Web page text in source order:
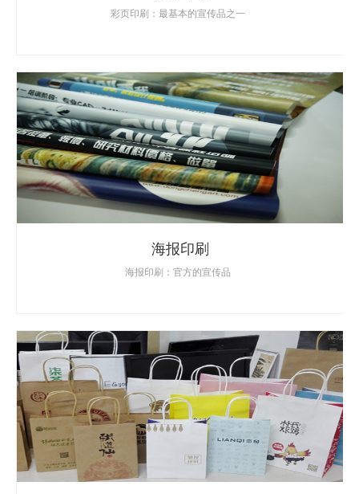
彩页印刷：最基本的宣传品之一
海报印刷
海报印刷：官方的宣传品